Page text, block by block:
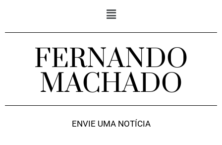
FERNANDO
MACHADO
ENVIE UMA NOTÍCIA